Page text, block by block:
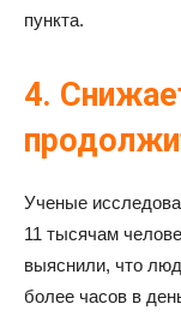
пункта.
4.
Ученые
11 тысячам
выяснили, что
более часов в